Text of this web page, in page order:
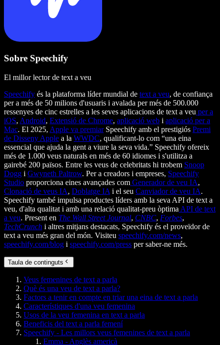
Sobre Speechify
El millor lector de text a veu
Speechify és la plataforma líder mundial de text a veu, de confiança
per a més de 50 milions d'usuaris i avalada per més de 500.000
ressenyes de cinc estrelles a les seves aplicacions de text a veu per a
iOS, Android, Extensió de Chrome, aplicació web i aplicació per a
Mac. El 2025, Apple va premiarSpeechify amb el prestigiós Premi
de Disseny Apple a la WWDC, qualificant-lo com “una eina
essencial que ajuda la gent a viure la seva vida.” Speechify ofereix
més de 1.000 veus naturals en més de 60 idiomes i s'utilitza a
gairebé 200 països. Entre les veus de celebritats hi trobem Snoop
Dogg i Gwyneth Paltrow. Per a creadors i empreses, Speechify
Studio proporciona eines avançades com Generador de veu IA,
Clonació de veus IA, Doblatge IA i el seu Canviador de veu IA.
Speechify també impulsa productes líders amb la seva API de text a
veu, d'alta qualitat i amb una relació qualitat-preu òptima API de text
a veu. Present en The Wall Street Journal, CNBC, Forbes,
TechCrunch i altres mitjans destacats, Speechify és el proveïdor de
text a veu més gran del món. Visiteu speechify.com/news,
speechify.com/blog i speechify.com/press per saber-ne més.
Taula de continguts
Veus femenines de text a parla
Què és una veu de text a parla?
Factors a tenir en compte en triar una eina de text a parla
Característiques d'una veu femenina
Usos de la veu femenina en text a parla
Beneficis del text a parla femení
Speechify - Les millors veus femenines de text a parla
Emma - Anglès americà